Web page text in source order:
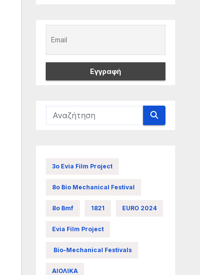
3ο Evia Film Project
8ο Bio Mechanical Festival
8ο Bmf 1821 EURO 2024
Evia Film Project
Bio-Mechanical Festivals
ΑΙΟΛΙΚΑ